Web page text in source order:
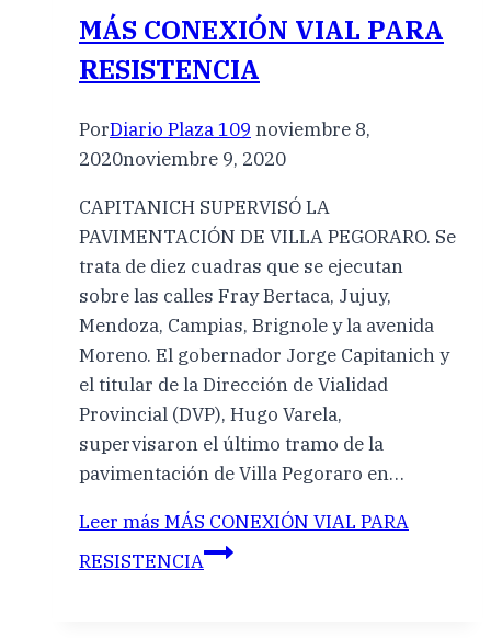
MÁS CONEXIÓN VIAL PARA
RESISTENCIA
PorDiario Plaza 109 noviembre 8,
2020noviembre 9, 2020
CAPITANICH SUPERVISÓ LA
PAVIMENTACIÓN DE VILLA PEGORARO. Se
trata de diez cuadras que se ejecutan
sobre las calles Fray Bertaca, Jujuy,
Mendoza, Campias, Brignole y la avenida
Moreno. El gobernador Jorge Capitanich y
el titular de la Dirección de Vialidad
Provincial (DVP), Hugo Varela,
supervisaron el último tramo de la
pavimentación de Villa Pegoraro en…
Leer más MÁS CONEXIÓN VIAL PARA
RESISTENCIA